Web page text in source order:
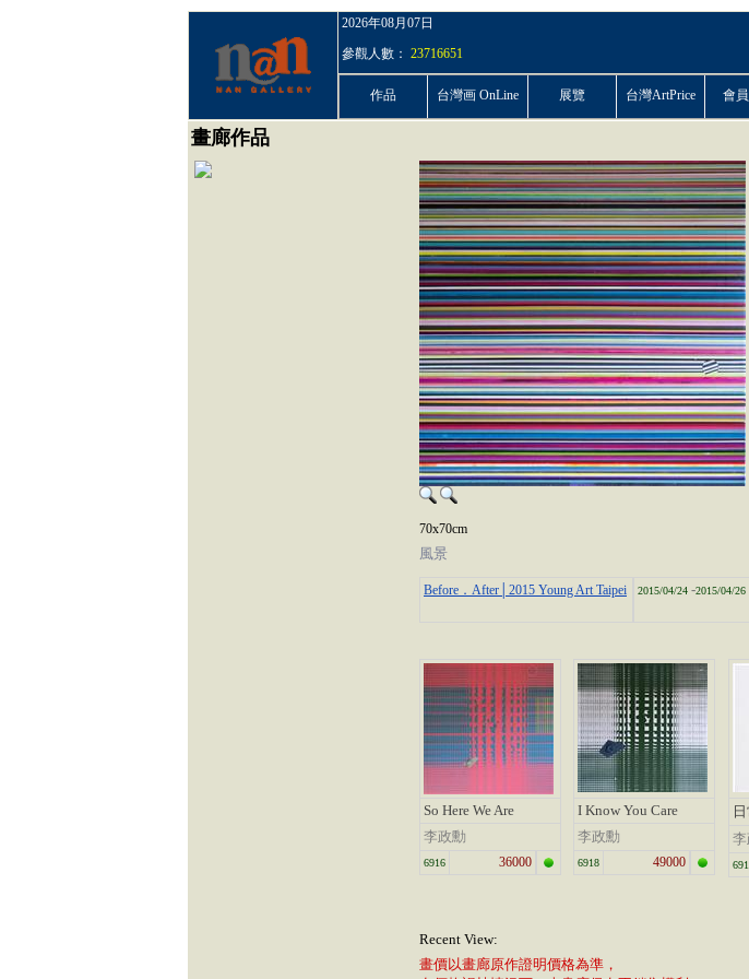
2026年08月07日
參觀人數： 23716651
作品 台灣画 OnLine 展覽 台灣ArtPrice 會
畫廊作品
70x70cm
風景
Before．After│2015 Young Art Taipei 2015/04/24 -2015/04/26
So Here We Are
李政勳
6916 36000
I Know You Care
李政勳
6918 49000
李
Recent View:
畫價以畫廊原作證明價格為準，